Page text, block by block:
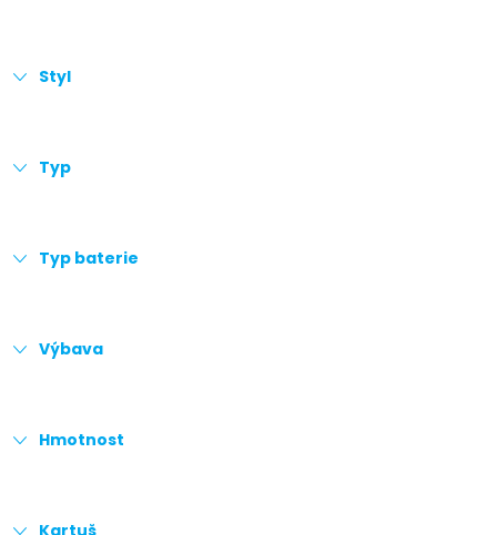
Styl
Typ
Typ baterie
Výbava
Hmotnost
Kartuš